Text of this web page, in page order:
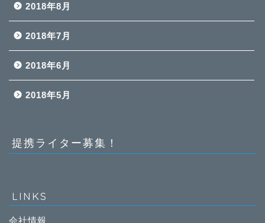
2018年8月
2018年7月
2018年6月
2018年5月
提携ライター募集！
LINKS
会社情報